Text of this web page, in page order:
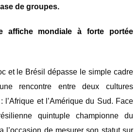
de groupes.
affiche mondiale à forte portée
et le Brésil dépasse le simple cadre
rencontre entre deux cultures
l’Afrique et l’Amérique du Sud. Face
quintuple championne du
l’occasion de mesurer son statut sur